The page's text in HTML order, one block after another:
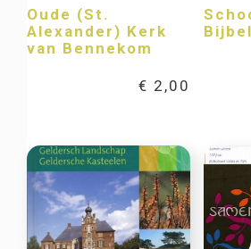
Oude (St.
Alexander) Kerk
van Bennekom
€ 2,00